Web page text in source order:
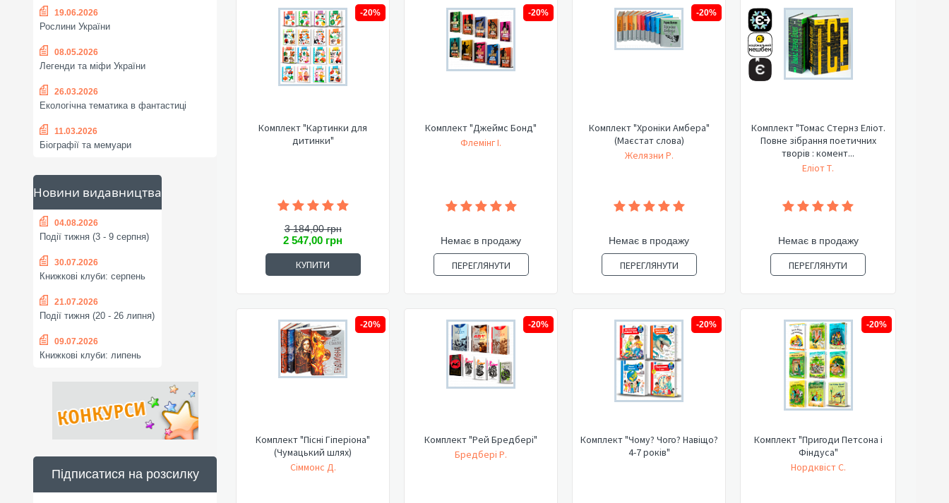
19.06.2026
Рослини України
08.05.2026
Легенди та міфи України
26.03.2026
Екологічна тематика в фантастиці
11.03.2026
Біографії та мемуари
Новини видавництва
04.08.2026
Події тижня (3 - 9 серпня)
30.07.2026
Книжкові клуби: серпень
21.07.2026
Події тижня (20 - 26 липня)
09.07.2026
Книжкові клуби: липень
Підписатися на розсилку
-20%
Комплект "Картинки для
дитинки"
3 184,00 грн
2 547,00 грн
КУПИТИ
-20%
Комплект "Джеймс Бонд"
Флемінг І.
Немає в продажу
ПЕРЕГЛЯНУТИ
-20%
Комплект "Хроніки Амбера"
(Маєстат слова)
Желязни Р.
Немає в продажу
ПЕРЕГЛЯНУТИ
Комплект "Томас Стернз Еліот.
Повне зібрання поетичних
творів : комент...
Еліот Т.
Немає в продажу
ПЕРЕГЛЯНУТИ
-20%
Комплект "Пісні Гіперіона"
(Чумацький шлях)
Сіммонс Д.
-20%
Комплект "Рей Бредбері"
Бредбері Р.
-20%
Комплект "Чому? Чого? Навіщо?
4-7 років"
-20%
Комплект "Пригоди Петсона і
Фіндуса"
Нордквіст С.